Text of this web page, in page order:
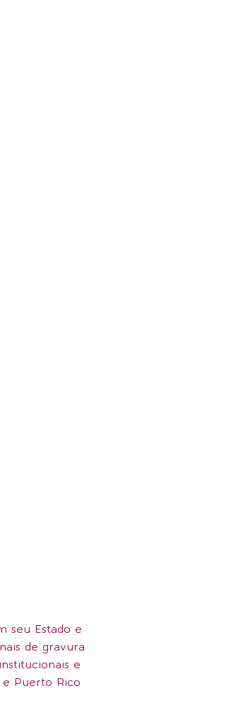
seu Estado e
de gravura
e
Puerto Rico